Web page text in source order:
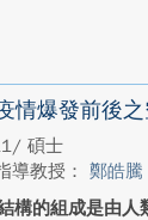
情爆發前後
碩士
導教授： 鄭皓騰
構的組成是由